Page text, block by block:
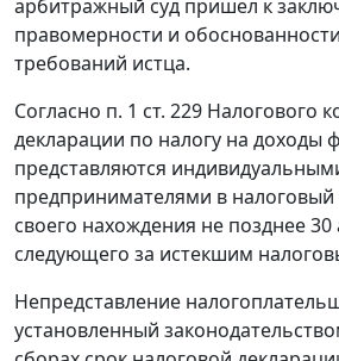
арбитражный суд пришел к
правомерности и
требований истца.
Согласно п. 1 ст. 229 Налогового
декларации по налогу на доходы
представляются
предпринимателями в налоговый
своего нахождения не позднее 30
следующего за истекшим
Непредставление
установленный